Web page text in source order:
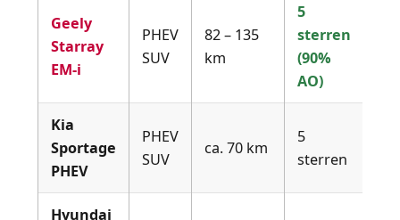
Geely
Starray
EM-i
PHEV
SUV
82 – 135
km
5
sterren
(90%
AO)
Kia
Sportage
PHEV
PHEV
SUV
ca. 70 km
5
sterren
Hyundai